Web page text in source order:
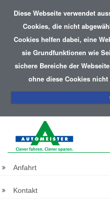
Diese Webseite verwendet
Cookies, die nicht
Cookies helfen dabei, eine
sie Grundfunktionen wie
sichere Bereiche der
ohne diese Cookies
Anfahrt
Kontakt